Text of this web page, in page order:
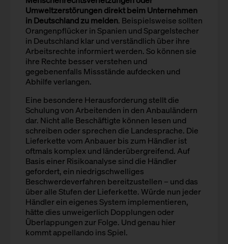
Umweltzerstörungen direkt beim Unternehmen
in Deutschland zu melden. Beispielsweise sollten
Orangenpflücker in Spanien und Spargelstecher
in Deutschland klar und verständlich über ihre
Arbeitsrechte informiert werden. So können sie
ihre Rechte besser verstehen und
gegebenenfalls Missstände aufdecken und
Abhilfe verlangen.
Eine besondere Herausforderung stellt die
Schulung von Arbeitenden in den Anbauländern
dar. Nicht alle Beschäftigte können lesen und
schreiben oder sprechen die Landesprache. Die
Lieferkette vom Anbauer bis zum Händler ist
oftmals komplex und länderübergreifend. Auf
Basis einer Risikoanalyse sind die Händler
gefordert, ein niedrigschwelliges
Beschwerdeverfahren bereitzustellen – und das
über alle Stufen der Lieferkette. Würde nun jeder
Händler ein eigenes System implementieren,
hätte dies unweigerlich Dopplungen oder
Überlappungen zur Folge. Und genau hier
kommt appellando ins Spiel.